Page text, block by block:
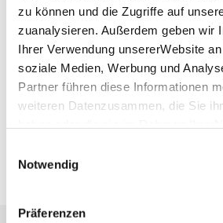
zu können und die Zugriffe auf
zuanalysieren. Außerdem geben wir
Ihrer Verwendung unsererWebsite
soziale Medien, Werbung und
Partner führen diese Informationen
weiteren Datenzusammen, die Sie
Impressum
Notwendig
Präferenzen
Planen Sie Ihre Anreise
Verkehrs- und Tarifverbund
Fahrplanauskunft des VVS
Deutsche Bahn AG
Fahrplanauskunft der DB